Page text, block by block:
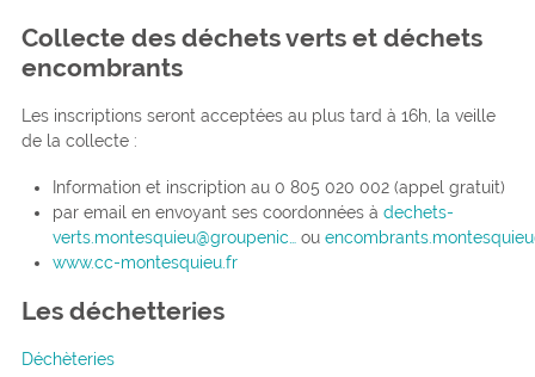
Collecte des déchets verts et déchets
encombrants
Les inscriptions seront acceptées au plus tard à 16h, la veille
de la collecte :
Information et inscription au 0 805 020 002 (appel gratuit)
par email en envoyant ses coordonnées à dechets-
verts.montesquieu@groupenic…
ou
www.cc-montesquieu.fr
Les déchetteries
Déchèteries